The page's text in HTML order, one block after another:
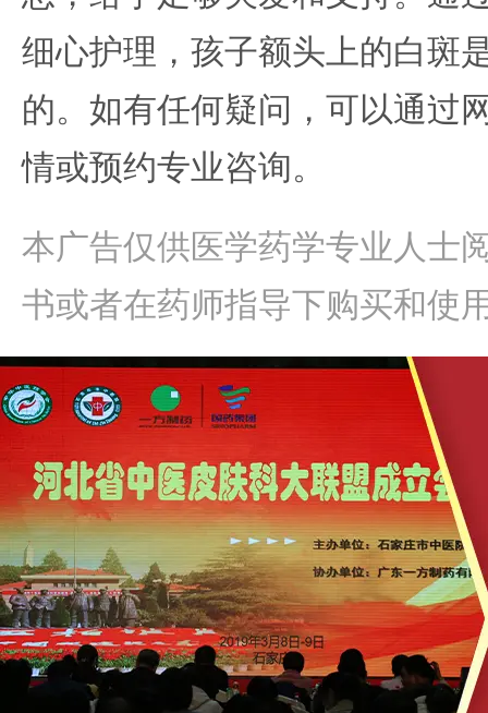
细心护理，孩子额头上的白斑
的。如有任何疑问，可以通过
情或预约专业咨询。
本广告仅供医学药学专业人士
书或者在药师指导下购买和使